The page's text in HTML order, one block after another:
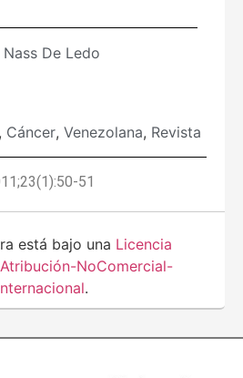
De Ledo
, Cáncer, Venezolana, Revista
51
está bajo una Licencia
NoComercial-
.